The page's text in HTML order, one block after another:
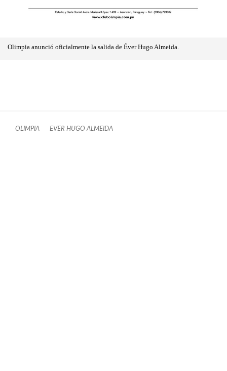
Olimpia anunció oficialmente la salida de Éver Hugo Almeida.
OLIMPIA EVER HUGO ALMEIDA